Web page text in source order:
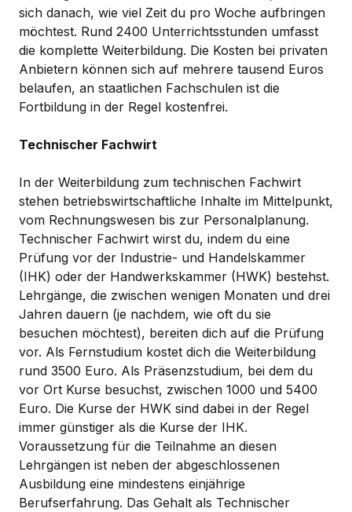
sich danach, wie viel Zeit du pro Woche aufbringen
möchtest. Rund 2400 Unterrichtsstunden umfasst
die komplette Weiterbildung. Die Kosten bei privaten
Anbietern können sich auf mehrere tausend Euros
belaufen, an staatlichen Fachschulen ist die
Fortbildung in der Regel kostenfrei.
Technischer Fachwirt
In der Weiterbildung zum technischen Fachwirt
stehen betriebswirtschaftliche Inhalte im Mittelpunkt,
vom Rechnungswesen bis zur Personalplanung.
Technischer Fachwirt wirst du, indem du eine
Prüfung vor der Industrie- und Handelskammer
(IHK) oder der Handwerkskammer (HWK) bestehst.
Lehrgänge, die zwischen wenigen Monaten und drei
Jahren dauern (je nachdem, wie oft du sie
besuchen möchtest), bereiten dich auf die Prüfung
vor. Als Fernstudium kostet dich die Weiterbildung
rund 3500 Euro. Als Präsenzstudium, bei dem du
vor Ort Kurse besuchst, zwischen 1000 und 5400
Euro. Die Kurse der HWK sind dabei in der Regel
immer günstiger als die Kurse der IHK.
Voraussetzung für die Teilnahme an diesen
Lehrgängen ist neben der abgeschlossenen
Ausbildung eine mindestens einjährige
Berufserfahrung. Das Gehalt als Technischer